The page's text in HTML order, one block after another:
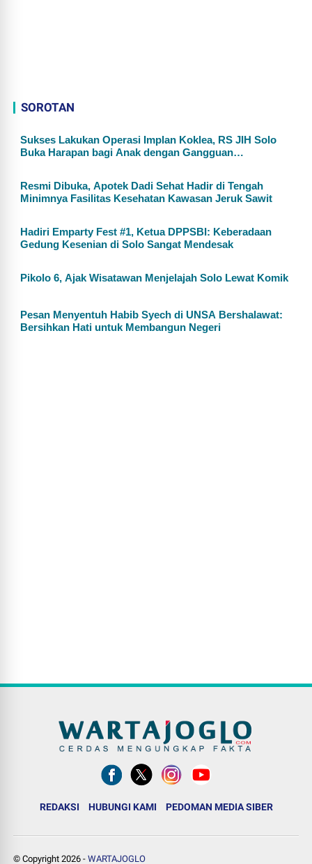
SOROTAN
Sukses Lakukan Operasi Implan Koklea, RS JIH Solo
Buka Harapan bagi Anak dengan Gangguan
Resmi Dibuka, Apotek Dadi Sehat Hadir di Tengah
Minimnya Fasilitas Kesehatan Kawasan Jeruk Sawit
Hadiri Emparty Fest #1, Ketua DPPSBI: Keberadaan
Gedung Kesenian di Solo Sangat Mendesak
Pikolo 6, Ajak Wisatawan Menjelajah Solo Lewat Komik
Pesan Menyentuh Habib Syech di UNSA Bershalawat:
Bersihkan Hati untuk Membangun Negeri
REDAKSI HUBUNGI KAMI PEDOMAN MEDIA SIBER
© Copyright2026 -WARTAJOGLO